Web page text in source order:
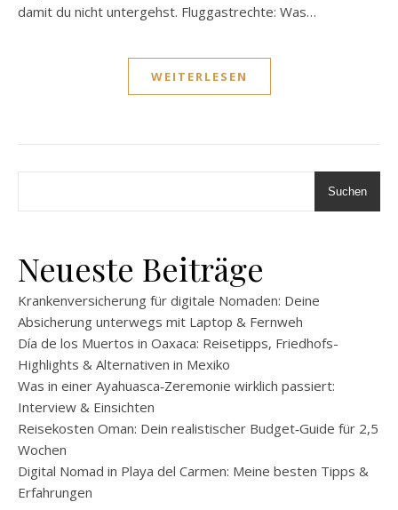
damit du nicht untergehst. Fluggastrechte: Was…
WEITERLESEN
Suchen
Neueste Beiträge
Krankenversicherung für digitale Nomaden: Deine
Absicherung unterwegs mit Laptop & Fernweh
Día de los Muertos in Oaxaca: Reisetipps, Friedhofs-
Highlights & Alternativen in Mexiko
Was in einer Ayahuasca‑Zeremonie wirklich passiert:
Interview & Einsichten
Reisekosten Oman: Dein realistischer Budget‑Guide für 2,5
Wochen
Digital Nomad in Playa del Carmen: Meine besten Tipps &
Erfahrungen